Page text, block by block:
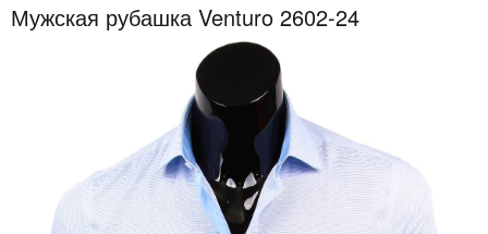
Мужская рубашка Venturo 2602-24